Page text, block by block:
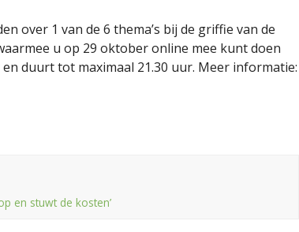
over 1 van de 6 thema’s bij de griffie van de
u op 29 oktober online mee kunt doen
en duurt tot maximaal 21.30 uur. Meer informatie:
en stuwt de kosten’